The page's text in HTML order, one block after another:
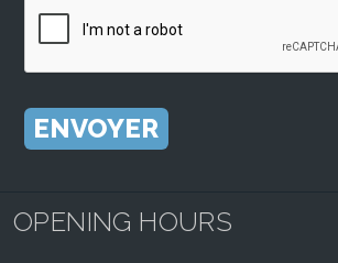
OPENING HOURS